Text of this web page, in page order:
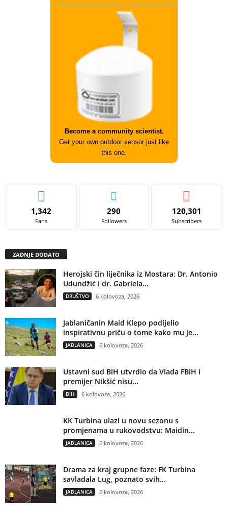
Become a community scientist.
Get your own outdoor sensor just like
this one.
1,342
Fans
290
Followers
120,301
Subscribers
ZADNJE DODATO
Herojski čin liječnika iz Mostara: Dr. Antonio
Udundžić i dr. Gabriela...
DRUŠTVO 6 kolovoza, 2026
Jablaničanin Maid Klepo podijelio
inspirativnu priču o tome kako mu je...
JABLANICA 6 kolovoza, 2026
Ustavni sud BiH utvrdio da Vlada FBiH i
premijer Nikšić nisu...
BIH 6 kolovoza, 2026
KK Turbina ulazi u novu sezonu s
promjenama u rukovodstvu: Maidin...
JABLANICA 6 kolovoza, 2026
Drama za kraj grupne faze: FK Turbina
savladala Lug, poznato svih...
JABLANICA 6 kolovoza, 2026